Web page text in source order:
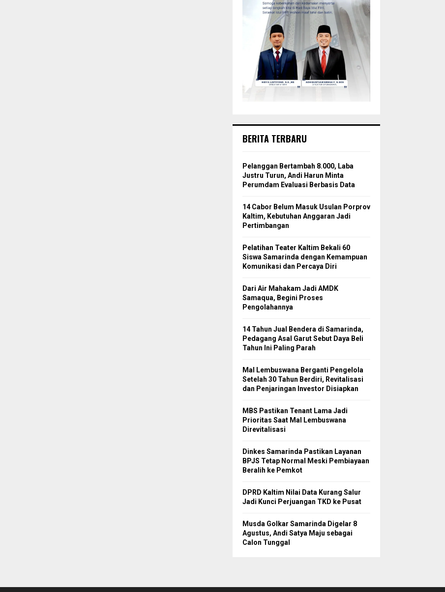
BERITA TERBARU
Pelanggan Bertambah 8.000, Laba
Justru Turun, Andi Harun Minta
Perumdam Evaluasi Berbasis Data
14 Cabor Belum Masuk Usulan Porprov
Kaltim, Kebutuhan Anggaran Jadi
Pertimbangan
Pelatihan Teater Kaltim Bekali 60
Siswa Samarinda dengan Kemampuan
Komunikasi dan Percaya Diri
Dari Air Mahakam Jadi AMDK
Samaqua, Begini Proses
Pengolahannya
14 Tahun Jual Bendera di Samarinda,
Pedagang Asal Garut Sebut Daya Beli
Tahun Ini Paling Parah
Mal Lembuswana Berganti Pengelola
Setelah 30 Tahun Berdiri, Revitalisasi
dan Penjaringan Investor Disiapkan
MBS Pastikan Tenant Lama Jadi
Prioritas Saat Mal Lembuswana
Direvitalisasi
Dinkes Samarinda Pastikan Layanan
BPJS Tetap Normal Meski Pembiayaan
Beralih ke Pemkot
DPRD Kaltim Nilai Data Kurang Salur
Jadi Kunci Perjuangan TKD ke Pusat
Musda Golkar Samarinda Digelar 8
Agustus, Andi Satya Maju sebagai
Calon Tunggal